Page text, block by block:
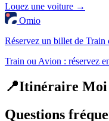
Louez une voiture →
Omio
Réservez un billet de Train
Train ou Avion : réservez
📍Itinéraire
Questions